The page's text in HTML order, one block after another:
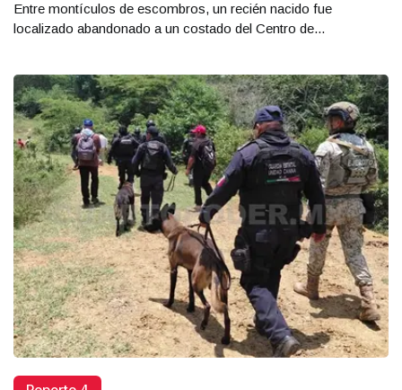
Entre montículos de escombros, un recién nacido fue
localizado abandonado a un costado del Centro de...